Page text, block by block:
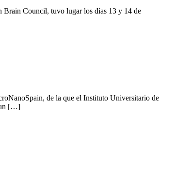
Brain Council, tuvo lugar los días 13 y 14 de
de la que el Instituto Universitario de
un […]